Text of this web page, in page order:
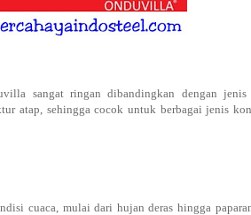
sangat ringan dibandingkan dengan
atap, sehingga cocok untuk berbagai jenis
cuaca, mulai dari hujan deras hingga